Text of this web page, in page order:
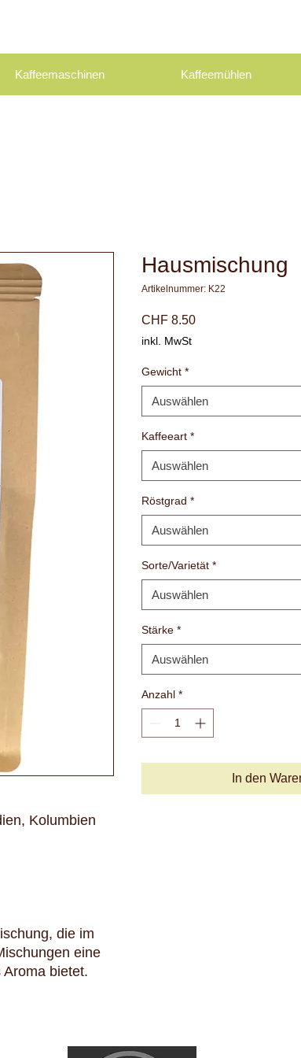
Kaffeemaschinen Kaffeemühlen
Kolumbien
die im
eine
bietet.
Hausmischung
Artikelnummer: K22
CHF 8.50Preis
inkl. MwSt
Gewicht *
Auswählen
Kaffeeart *
Auswählen
Röstgrad *
Auswählen
Sorte/Varietät *
Auswählen
Stärke *
Auswählen
Anzahl *
In den